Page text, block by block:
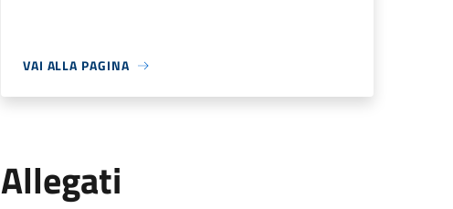
VAI ALLA PAGINA
Allegati